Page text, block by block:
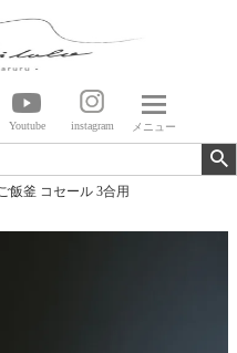
Youtube instagram メニュー
飯釜 コセール 3合用